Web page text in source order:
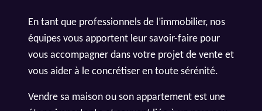
En tant que professionnels de l’immobilier, nos
équipes vous apportent leur savoir-faire pour
vous accompagner dans votre projet de vente et
vous aider à le concrétiser en toute sérénité.
Vendre sa maison ou son appartement est une